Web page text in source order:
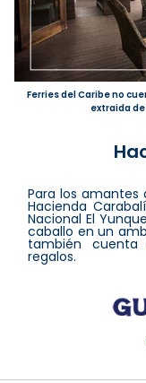
Ferries del Caribe no
extraida
Para los amantes
Hacienda
Nacional El
caballo en un
también
regalos.